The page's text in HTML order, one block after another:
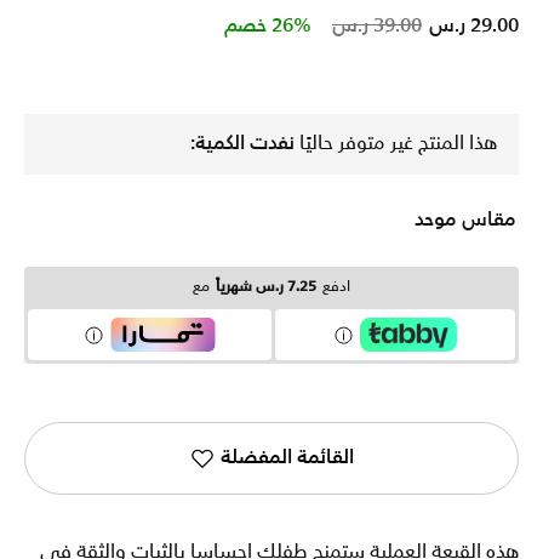
Price reduced from
39.00 ر.س to 29.00 ر.س 26% خصم
هذا المنتج غير متوفر حاليًا نفدت الكمية:
مقاس موحد
ادفع 7.25 ر.س شهرياً مع
القائمة المفضلة
هذه القبعة العملية ستمنح طفلك إحساسا بالثبات والثقة في